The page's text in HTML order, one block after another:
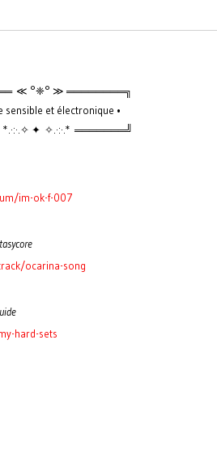
≪ °❈° ≫ ════════╗
sensible et électronique •
✦ ✧.·:·.* ═══════╝
im-ok-f-007
ocarina-song
hard-sets